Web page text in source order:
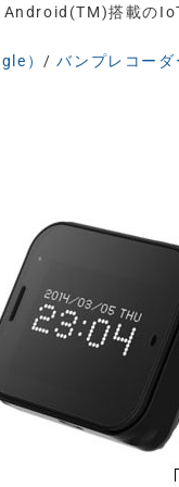
Android(TM)搭載の
） /バンプレコー